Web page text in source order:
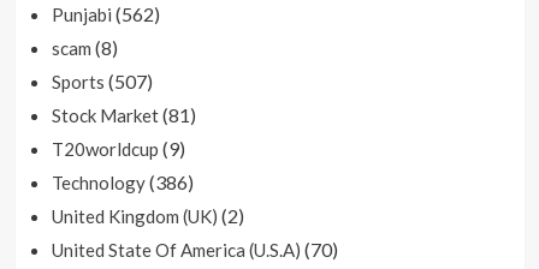
Punjabi (562)
scam (8)
Sports (507)
Stock Market(81)
T20worldcup (9)
Technology(386)
United Kingdom (UK) (2)
United State Of America (U.S.A) (70)